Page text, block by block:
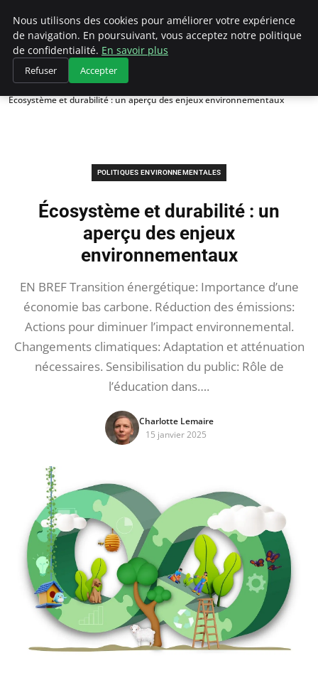
Climategatecountryclub.com
Accueil
Politiques environnementales
Écosystème et durabilité : un aperçu des enjeux environnementaux
POLITIQUES ENVIRONNEMENTALES
Écosystème et durabilité : un
aperçu des enjeux
environnementaux
EN BREF Transition énergétique: Importance d’une
économie bas carbone. Réduction des émissions:
Actions pour diminuer l’impact environnemental.
Changements climatiques: Adaptation et atténuation
nécessaires. Sensibilisation du public: Rôle de
l’éducation dans….
Charlotte Lemaire
15 janvier 2025
Nous utilisons des cookies pour améliorer votre expérience
de navigation. En poursuivant, vous acceptez notre politique
de confidentialité. En savoir plus
Refuser Accepter